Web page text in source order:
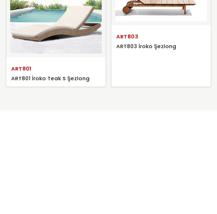
ART801
ART801 İroko Teak S Şezlong
ART803
ART803 İroko Şezlong